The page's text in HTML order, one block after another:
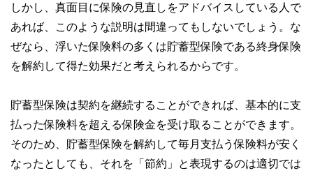
しかし、真面目に保険の見直しをアドバイスしている人で
あれば、このような説明は間違ってもしないでしょう。な
ぜなら、浮いた保険料の多くは貯蓄型保険である終身保険
を解約して得た効果だと考えられるからです。
貯蓄型保険は契約を継続することができれば、基本的に支
払った保険料を超える保険金を受け取ることができます。
そのため、貯蓄型保険を解約して毎月支払う保険料が安く
なったとしても、それを「節約」と表現するのは適切では